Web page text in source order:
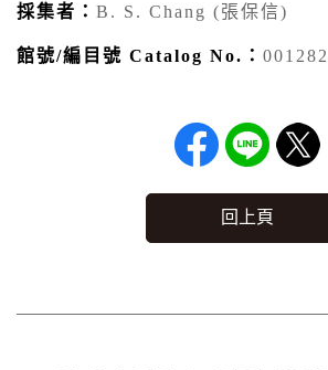
採集者： B. S. Chang (張保信)
館號/編目號 Catalog No.：
回上頁